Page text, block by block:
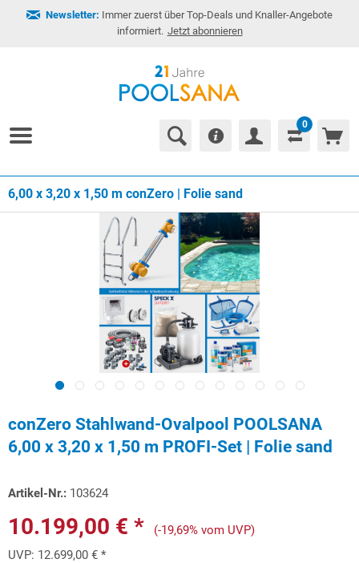
Newsletter: Immer zuerst über Top-Deals und Knaller-Angebote
informiert. Jetzt abonnieren
0
6,00 x 3,20 x 1,50 m conZero | Folie sand
conZero Stahlwand-Ovalpool POOLSANA
6,00 x 3,20 x 1,50 m PROFI-Set | Folie sand
Artikel-Nr.: 103624
10.199,00 € *
(-19,69% vom UVP)
UVP: 12.699,00 € *